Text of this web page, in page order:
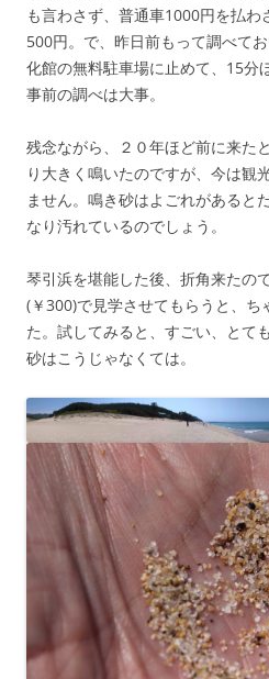
も言わさず、普通車1000円を払わ
500円。で、昨日前もって調べて
化館の無料駐車場に止めて、15分
事前の調べは大事。
残念ながら、２０年ほど前に来た
り大きく鳴いたのですが、今は観
ません。鳴き砂はよごれがあると
なり汚れているのでしょう。
琴引浜を堪能した後、折角来たの
(￥300)で見学させてもらうと、ち
た。試してみると、すごい、とて
砂はこうじゃなくては。